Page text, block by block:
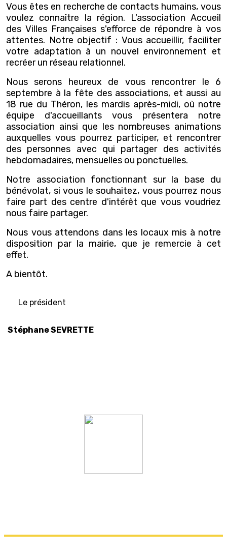
Vous êtes en recherche de contacts humains, vous
voulez connaître la région. L'association Accueil
des Villes Françaises s'efforce de répondre à vos
attentes. Notre objectif : Vous accueillir, faciliter
votre adaptation à un nouvel environnement et
recréer un réseau relationnel.
Nous serons heureux de vous rencontrer le 6
septembre à la fête des associations, et aussi au
18 rue du Théron, les mardis après-midi, où notre
équipe d'accueillants vous présentera notre
association ainsi que les nombreuses animations
auxquelles vous pourrez participer, et rencontrer
des personnes avec qui partager des activités
hebdomadaires, mensuelles ou ponctuelles.
Notre association fonctionnant sur la base du
bénévolat, si vous le souhaitez, vous pourrez nous
faire part des centre d'intérêt que vous voudriez
nous faire partager.
Nous vous attendons dans les locaux mis à notre
disposition par la mairie, que je remercie à cet
effet.
A bientôt.
Le président
Stéphane SEVRETTE